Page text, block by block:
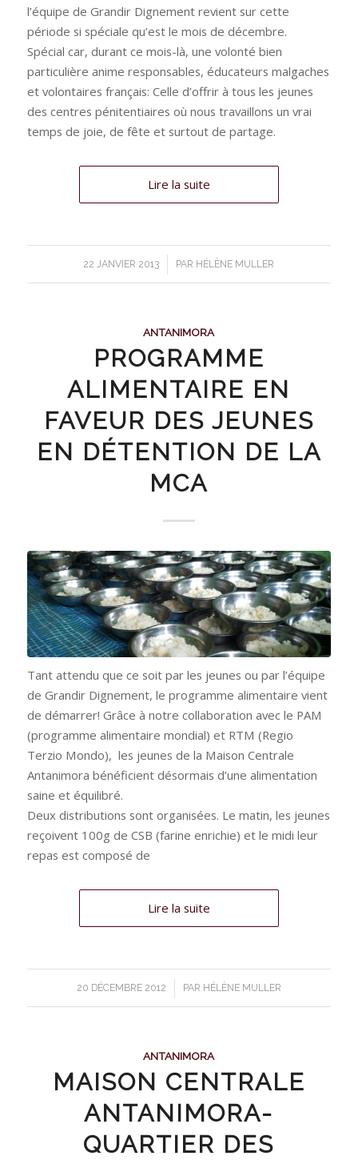
l’équipe de Grandir Dignement revient sur cette
période si spéciale qu’est le mois de décembre.
Spécial car, durant ce mois-là, une volonté bien
particulière anime responsables, éducateurs malgaches
et volontaires français: Celle d’offrir à tous les jeunes
des centres pénitentiaires où nous travaillons un vrai
temps de joie, de fête et surtout de partage.
Lire la suite
22 JANVIER 2013
/ PAR HÉLÈNE MULLER
ANTANIMORA
PROGRAMME
ALIMENTAIRE EN
FAVEUR DES JEUNES
EN DÉTENTION DE LA
MCA
Tant attendu que ce soit par les jeunes ou par l’équipe
de Grandir Dignement, le programme alimentaire vient
de démarrer! Grâce à notre collaboration avec le PAM
(programme alimentaire mondial) et RTM (Regio
Terzio Mondo), les jeunes de la Maison Centrale
Antanimora bénéficient désormais d’une alimentation
saine et équilibré.
Deux distributions sont organisées. Le matin, les jeunes
reçoivent 100g de CSB (farine enrichie) et le midi leur
repas est composé de
Lire la suite
20 DÉCEMBRE 2012
/ PAR HÉLÈNE MULLER
ANTANIMORA
MAISON CENTRALE
ANTANIMORA-
QUARTIER DES